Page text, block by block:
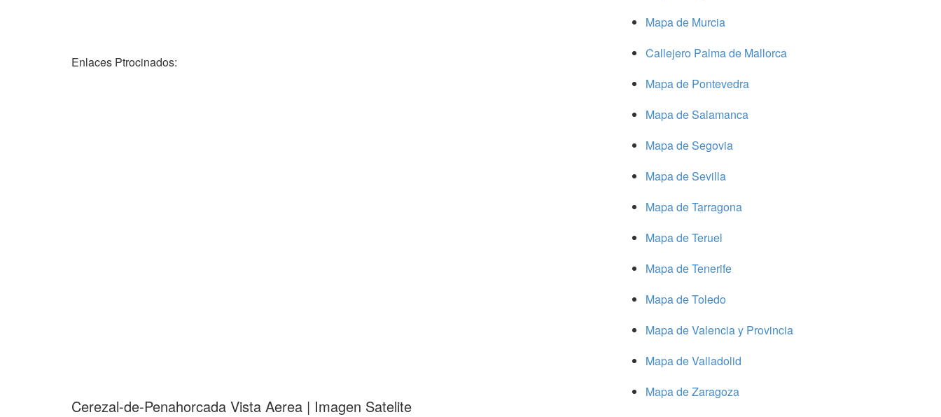
Enlaces Ptrocinados:
Cerezal-de-Penahorcada Vista Aerea | Imagen Satelite
Mapa de Murcia
Callejero Palma de Mallorca
Mapa de Pontevedra
Mapa de Salamanca
Mapa de Segovia
Mapa de Sevilla
Mapa de Tarragona
Mapa de Teruel
Mapa de Tenerife
Mapa de Toledo
Mapa de Valencia y Provincia
Mapa de Valladolid
Mapa de Zaragoza